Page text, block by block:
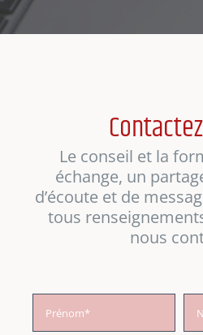
Le conseil et la
échange, un
d’écoute et de
tous
nous